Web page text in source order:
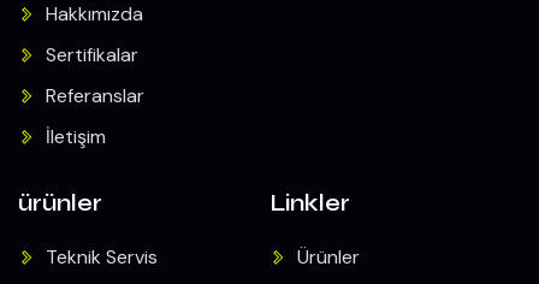
Hakkımızda
Sertifikalar
Referanslar
İletişim
ürünler
Teknik Servis
Linkler
Ürünler